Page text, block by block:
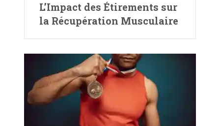
L’Impact des Étirements sur
la Récupération Musculaire